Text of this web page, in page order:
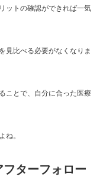
ットの確認ができれば一気
見比べる必要がなくなりま
ことで、自分に合った医療
ね。
ターフォロー